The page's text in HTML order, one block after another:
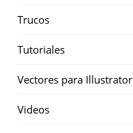
Trucos
Tutoriales
Vectores para Illustrator
Videos